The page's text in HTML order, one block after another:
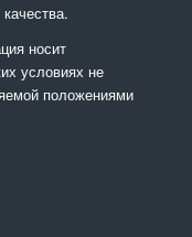
носит
условиях не
положениями